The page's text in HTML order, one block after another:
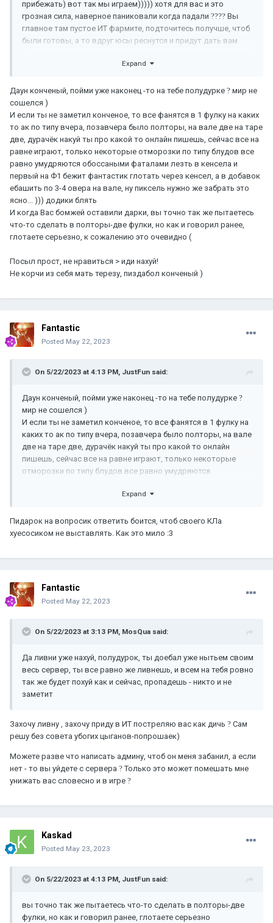
прибежать) вот так мы играем))))) хотя для вас и это
грозная сила, наверное паниковали когда падали ???? Вы
главное там пустое ИТ фармите, подточитесь получше, чтоб
были готовы, а то вдруг юсы реснутся и придут дать вам
Expand
Даун конченый, пойми уже наконец -то на тебе полудурке ? мир не
сошелся )
И если ты не заметил конченое, то все фанятся в 1 фулку на каких
то ак по типу вчера, позавчера было полторы, на вале две на таре
две, дурачёк накуй ты про какой то онлайн пишешь, сейчас все на
равне играют, только некоторые отморозки по типу блудов все
равно умудряются обоссаными фаталами лезть в кенсела и
первый на Ф1 бежит фантастик глотать через кенсел, а в добавок
ебашить по 3-4 овера на вале, ну пиксель нужно же забрать это
ясно... ))) додики блять
И когда Вас бомжей оставили дарки, вы точно так же пытаетесь
что-то сделать в полторы-две фулки, но как и говорил ранее,
глотаете серьезно, к сожалению это очевидно (
Посыл прост, не нравиться > иди нахуй!
Не корчи из себя мать терезу, пиздабол конченый )
Fantastic
Posted May 22, 2023
On 5/22/2023 at 4:13 PM, JustFun said:
Даун конченый, пойми уже наконец -то на тебе полудурке ?
мир не сошелся )
И если ты не заметил конченое, то все фанятся в 1 фулку на
каких то ак по типу вчера, позавчера было полторы, на вале
две на таре две, дурачёк накуй ты про какой то онлайн
пишешь, сейчас все на равне играют, только некоторые
отморозки по типу блудов все равно умудряются
бежит фантастик глотать через кенсел, а в добавок ебашить
))) додики блять
И когда Вас бомжей оставили дарки, вы точно так же
говорил ранее, глотаете серьезно, к сожалению это
Посыл прост, не нравиться > иди нахуй!
Не корчи из себя мать терезу, пиздабол конченый )
Expand
Пидарок на вопросик ответить боится, чтоб своего КЛа
хуесосиком не выставлять. Как это мило :3
Fantastic
Posted May 22, 2023
On 5/22/2023 at 3:13 PM, MosQua said:
Да ливни уже нахуй, полудурок, ты доебал уже нытьем своим
весь сервер, ты все равно же ливнешь, и всем на тебя ровно
так же будет похуй как и сейчас, пропадешь - никто и не
заметит
Захочу ливну , захочу приду в ИТ постреляю вас как дичь ? Сам
решу без совета убогих цыганов-попрошаек)
Можете разве что написать админу, чтоб он меня забанил, а если
нет - то вы уйдете с сервера ?Только это может помешать мне
унижать вас словесно и в игре ?
Kaskad
Posted May 23, 2023
On 5/22/2023 at 4:13 PM, JustFun said:
вы точно так же пытаетесь что-то сделать в полторы-две
фулки, но как и говорил ранее, глотаете серьезно